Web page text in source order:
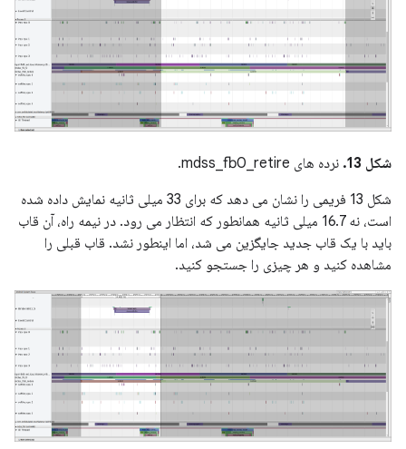
شکل 13.
نرده های mdss_fb0_retire.
شکل 13 فریمی را نشان می دهد که برای 33 میلی ثانیه نمایش داده شده
است، نه 16.7 میلی ثانیه همانطور که انتظار می رود. در نیمه راه، آن قاب
باید با یک قاب جدید جایگزین می شد، اما اینطور نشد. قاب قبلی را
مشاهده کنید و هر چیزی را جستجو کنید.